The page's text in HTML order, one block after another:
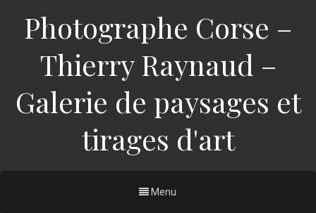
Photographe Corse –
Thierry Raynaud –
Galerie de paysages et
tirages d'art
Menu